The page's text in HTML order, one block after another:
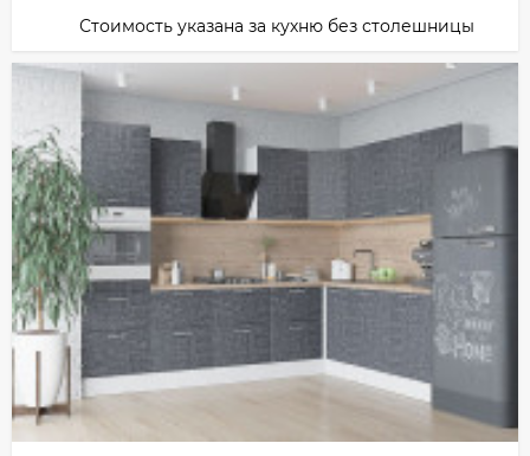
Стоимость указана за кухню без столешницы